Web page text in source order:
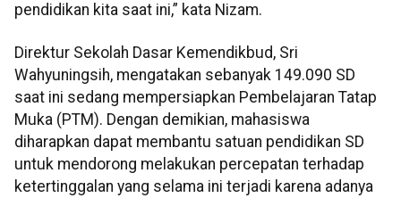
pendidikan kita saat ini,” kata Nizam.
Direktur Sekolah Dasar Kemendikbud, Sri
Wahyuningsih, mengatakan sebanyak 149.090 SD
saat ini sedang mempersiapkan Pembelajaran Tatap
Muka (PTM). Dengan demikian, mahasiswa
diharapkan dapat membantu satuan pendidikan SD
untuk mendorong melakukan percepatan terhadap
ketertinggalan yang selama ini terjadi karena adanya